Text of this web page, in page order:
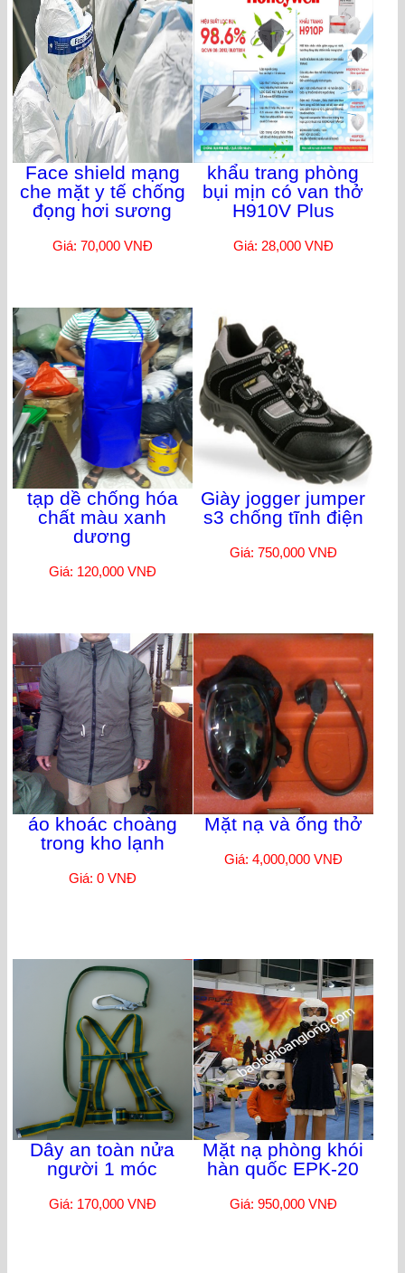
Face shield mạng
che mặt y tế chống
đọng hơi sương
Giá: 70,000 VNĐ
khẩu trang phòng
bụi mịn có van thở
H910V Plus
Giá: 28,000 VNĐ
tạp dề chống hóa
chất màu xanh
dương
Giá: 120,000 VNĐ
Giày jogger jumper
s3 chống tĩnh điện
Giá: 750,000 VNĐ
áo khoác choàng
trong kho lạnh
Giá: 0 VNĐ
Mặt nạ và ống thở
Giá: 4,000,000 VNĐ
Dây an toàn nửa
người 1 móc
Giá: 170,000 VNĐ
Mặt nạ phòng khói
hàn quốc EPK-20
Giá: 950,000 VNĐ